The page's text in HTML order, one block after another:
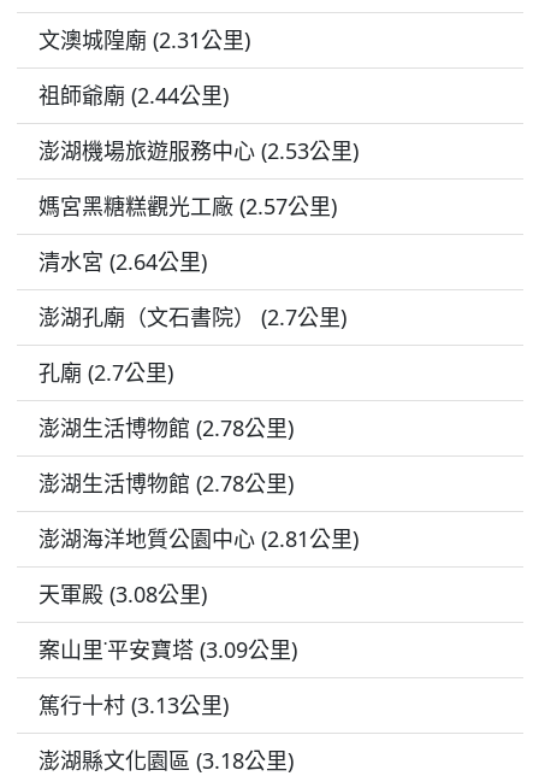
文澳城隍廟 (2.31公里)
祖師爺廟 (2.44公里)
澎湖機場旅遊服務中心 (2.53公里)
媽宮黑糖糕觀光工廠 (2.57公里)
清水宮 (2.64公里)
澎湖孔廟（文石書院） (2.7公里)
孔廟 (2.7公里)
澎湖生活博物館 (2.78公里)
澎湖生活博物館 (2.78公里)
澎湖海洋地質公園中心 (2.81公里)
天軍殿 (3.08公里)
案山里˙平安寶塔 (3.09公里)
篤行十村 (3.13公里)
澎湖縣文化園區 (3.18公里)